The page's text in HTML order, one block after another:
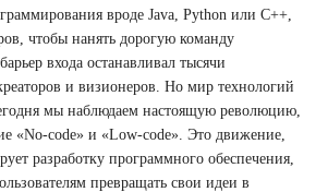
вроде Java, Python или C++,
чтобы нанять дорогую команду
входа останавливал тысячи
и визионеров. Но мир технологий
мы наблюдаем настоящую революцию,
«No-code» и «Low-code». Это движение,
разработку программного обеспечения,
превращать свои идеи в